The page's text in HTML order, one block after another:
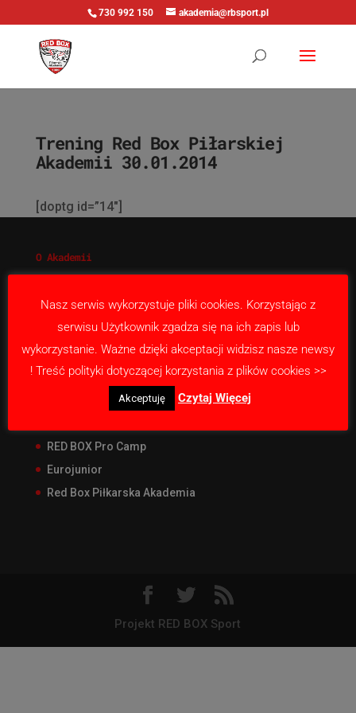
730 992 150 akademia@rbsport.pl
Trening Red Box Piłarskiej
Akademii 30.01.2014
[doptg id=”14″]
O Akademii
Nasza misja
Kontakt
Nasze projekty
RED BOX Junior Liga
RED BOX Pro Camp
Eurojunior
Red Box Piłkarska Akademia
Projekt RED BOX Sport
Nasz serwis wykorzystuje pliki cookies. Korzystając z
serwisu Użytkownik zgadza się na ich zapis lub
wykorzystanie. Ważne dzięki akceptacji widzisz nasze newsy
! Treść polityki dotyczącej korzystania z plików cookies >>
Akceptuję Czytaj Więcej